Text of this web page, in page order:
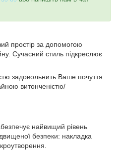
простір за допомогою
Сучасний стиль підкреслює
задовольнить Ваше почуття
витонченістю/
найвищий рівень
безпеки: накладка